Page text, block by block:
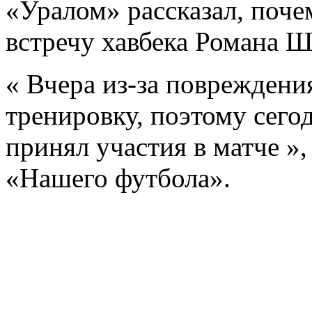
«Уралом» рассказал,
встречу хавбека Романа
« Вчера из-за
тренировку, поэтому
принял участия в матче
«Нашего футбола».